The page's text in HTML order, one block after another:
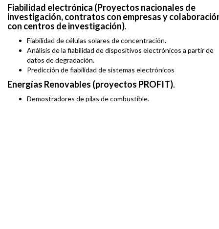
Fiabilidad electrónica (Proyectos nacionales de
investigación, contratos con empresas y
con centros de investigación).
Fiabilidad de células solares de concentración.
Análisis de la fiabilidad de dispositivos electrónicos a partir de
datos de degradación.
Predicción de fiabilidad de sistemas electrónicos
Energías Renovables (proyectos PROFIT).
Demostradores de pilas de combustible.